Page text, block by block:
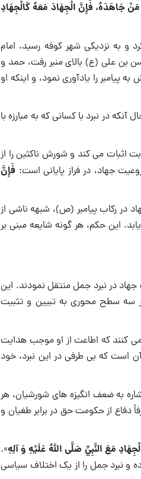
جَاهَدَهُ، فَإِنَّ الْجِهَادَ مَعَهُ كَالْجِهَادِ
به نزدیکی شهر کوفه رسید، امام
بن علی (ع) بالای منبر رفت، حمد و
پیامبر را یادآوری نمود، و اینکه او
در نبرد با کسانی که به مبارزه با
اثبات می کند و شورش ناکثین را از
جهاد، در فراز پایانی است: فَإِنَّ
در رکاب پیامبر (ص)، شبهه ناشی از
این حکم، هر گونه شایعه مبنی بر
در نبرد جمل منتقل نمودند. این
سه سطح محوری به تبیین و تثبیت
کنند که اطاعت از او موجب هدایت
است که بی طرفی در این نبرد، خود
به ضعف انگیزه های شورشیان، هر
دفاع از حکومت حق در برابر طغیان و
مَعَ النَّبِيِّ صَلَّى اللَّهُ عَلَيْهِ وَ آلِهِ».
و نبرد جمل را از یک اختلاف سیاسی